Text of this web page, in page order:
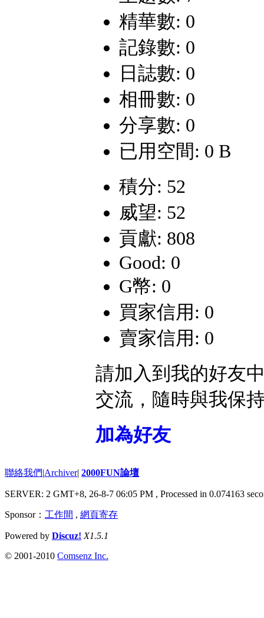
精華數: 0
記錄數: 0
日誌數: 0
相冊數: 0
分享數: 0
已用空間: 0 B
積分: 52
威望: 52
貢獻: 808
Good: 0
G幣: 0
買家信用: 0
賣家信用: 0
請加入到我的好友
交流，隨時與我保
加為好友
聯絡我們|Archiver| 2000FUN論壇
SERVER: 2 GMT+8, 26-8-7 06:05 PM , Processed in 0.074163
Sponsor： 工作間 , 網頁寄存
Powered by Discuz! X1.5.1
© 2001-2010 Comsenz Inc.